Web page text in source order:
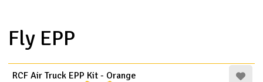
Fly EPP
RCF Air Truck EPP Kit - Orange